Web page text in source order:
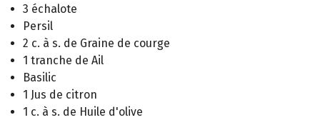
3 échalote
Persil
2 c. à s. de Graine de courge
1 tranche de Ail
Basilic
1 Jus de citron
1 c. à s. de Huile d'olive